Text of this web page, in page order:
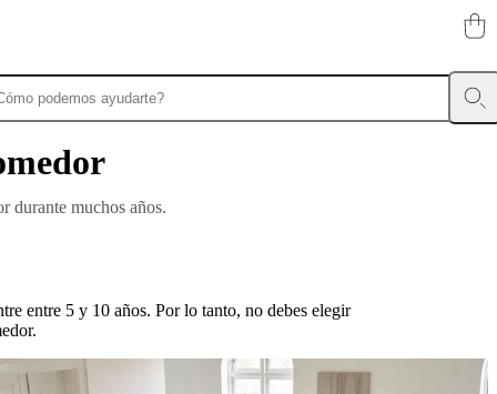
durante muchos años.
entre 5 y 10 años. Por lo tanto, no debes elegir